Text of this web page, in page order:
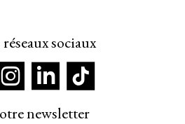
sociaux
newsletter